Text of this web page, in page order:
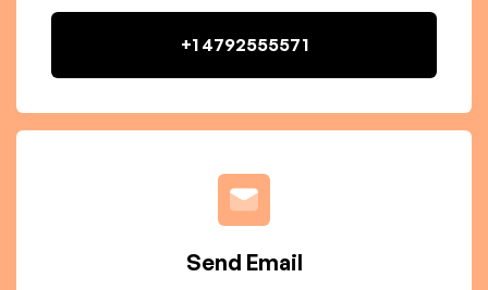
+1 4792555571
Send Email